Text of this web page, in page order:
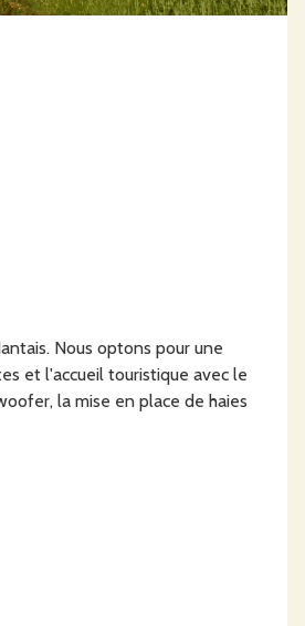
Nous optons pour une
et l'accueil touristique avec le
la mise en place de haies